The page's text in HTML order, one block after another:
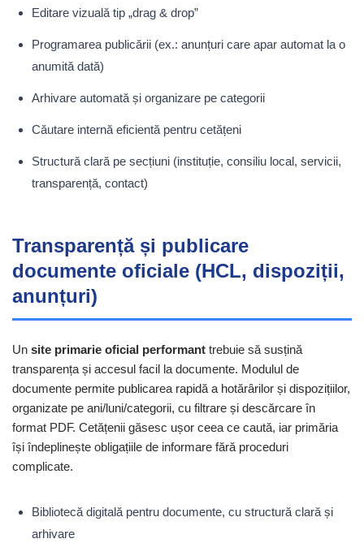
Editare vizuală tip „drag & drop”
Programarea publicării (ex.: anunțuri care apar automat la o
anumită dată)
Arhivare automată și organizare pe categorii
Căutare internă eficientă pentru cetățeni
Structură clară pe secțiuni (instituție, consiliu local, servicii,
transparență, contact)
Transparență și publicare
documente oficiale (HCL, dispoziții,
anunțuri)
Un site primarie oficial performant trebuie să susțină
transparența și accesul facil la documente. Modulul de
documente permite publicarea rapidă a hotărârilor și dispozițiilor,
organizate pe ani/luni/categorii, cu filtrare și descărcare în
format PDF. Cetățenii găsesc ușor ceea ce caută, iar primăria
își îndeplinește obligațiile de informare fără proceduri
complicate.
Bibliotecă digitală pentru documente, cu structură clară și
arhivare